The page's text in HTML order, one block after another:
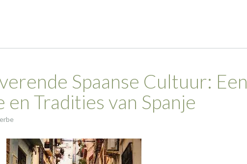
Spaanse Cultuur: Een
en Tradities van Spanje